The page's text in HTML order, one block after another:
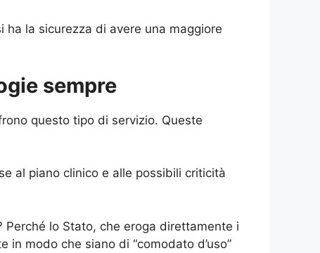
la sicurezza di avere una maggiore
sempre
questo tipo di servizio. Queste
al piano clinico e alle possibili criticità
lo Stato, che eroga direttamente i
modo che siano di “comodato d’uso”